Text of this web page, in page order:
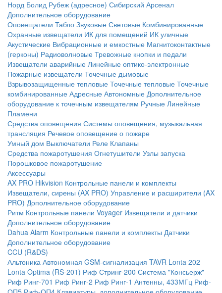
Норд Болид Рубеж (адресное) Сибирский Арсенал
Дополнительное оборудование
Оповещатели Табло Звуковые Световые Комбинированные
Охранные извещатели ИК для помещений ИК уличные
Акустические Вибрационные и емкостные Магнитоконтактные
(герконы) Радиоволновые Тревожные кнопки и педали
Извещатели аварийные Линейные оптико-электронные
Пожарные извещатели Точечные дымовые
Взрывозащищенные тепловые Точечные тепловые Точечные
комбинированные Адресные Автономные Дополнительное
оборудование к точечным извещателям Ручные Линейные
Пламени
Средства оповещения Системы оповещения, музыкальная
трансляция Речевое оповещение о пожаре
Умный дом Выключатели Реле Клапаны
Средства пожаротушения Огнетушители Узлы запуска
Порошковое пожаротушение
Аксессуары
AX PRO Hikvision Контрольные панели и комплекты
Извещатели, сирены (AX PRO) Управление и расширители (AX
PRO) Дополнительное оборудование
Ритм Контрольные панели Voyager Извещатели и датчики
Дополнительное оборудование
Dahua Alarm Контрольные панели и комплекты Датчики
Дополнительное оборудование
CCU (R&DS)
Альтоника Автономная GSM-сигнализация TAVR Lonta 202
Lonta Optima (RS-201) Риф Стринг-200 Система "Консьерж"
Риф Ринг-701 Риф Ринг-2 Риф Ринг-1 Антенны, 433МГц Риф-